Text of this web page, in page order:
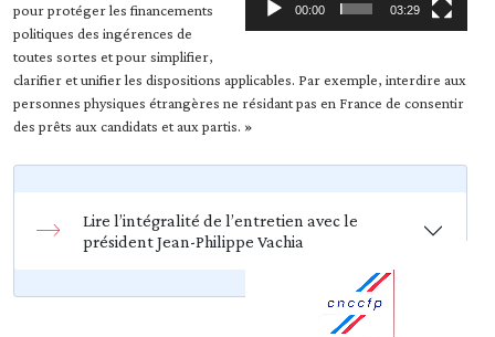
00:00 03:29
pour protéger les financements
politiques des ingérences de
toutes sortes et pour simplifier,
clarifier et unifier les dispositions applicables. Par exemple, interdire aux
personnes physiques étrangères ne résidant pas en France de consentir
des prêts aux candidats et aux partis. »
Lire l’intégralité de l’entretien avec le
président Jean-Philippe Vachia